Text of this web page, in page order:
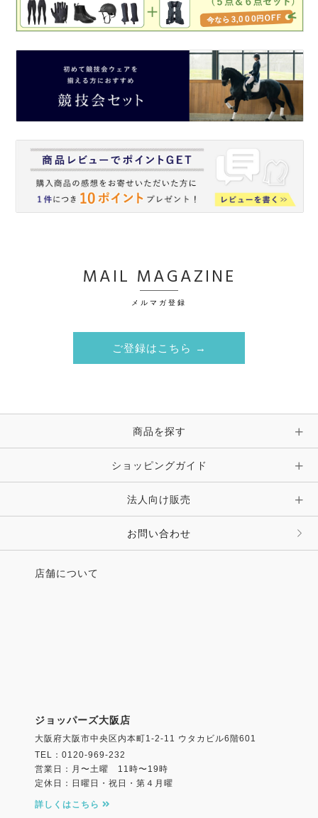
MAIL MAGAZINE
メルマガ登録
ご登録はこちら →
商品を探す
ショッピングガイド
法人向け販売
お問い合わせ
店舗について
ジョッパーズ大阪店
大阪府大阪市中央区内本町1-2-11 ウタカビル6階601
TEL：0120-969-232
営業日：月〜土曜 11時〜19時
定休日：日曜日・祝日・第４月曜
詳しくはこちら